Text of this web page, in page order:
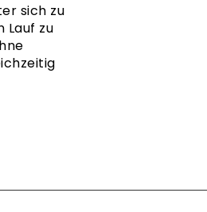
sich zu
Lauf zu